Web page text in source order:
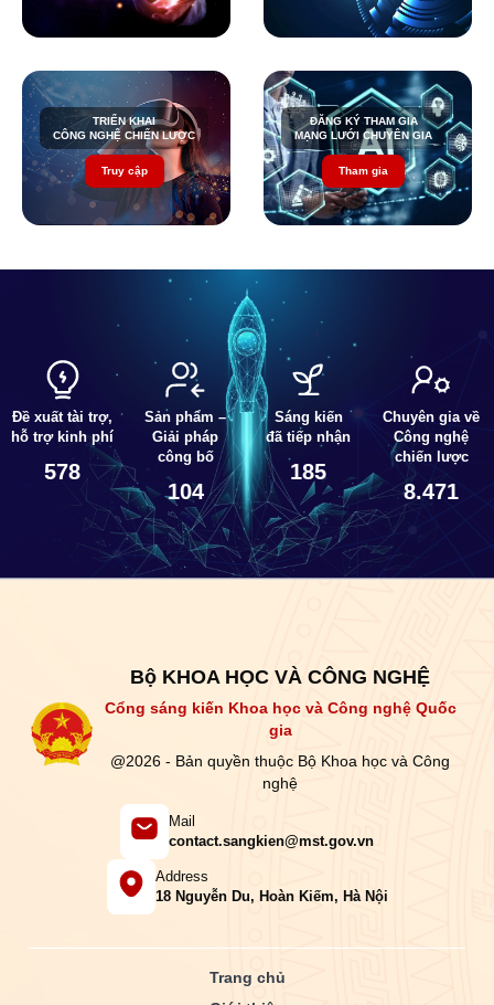
TRIỂN KHAI
CÔNG NGHỆ CHIẾN LƯỢC
Truy cập
ĐĂNG KÝ THAM GIA
MẠNG LƯỚI CHUYÊN GIA
Tham gia
Đề xuất tài trợ,
hỗ trợ kinh phí
578
Sản phẩm –
Giải pháp
công bố
104
Sáng kiến
đã tiếp nhận
185
Chuyên gia về
Công nghệ
chiến lược
8.471
Bộ KHOA HỌC VÀ CÔNG NGHỆ
Cổng sáng kiến Khoa học và Công nghệ Quốc
gia
@2026 - Bản quyền thuộc Bộ Khoa học và Công
nghệ
Mail
contact.sangkien@mst.gov.vn
Address
18 Nguyễn Du, Hoàn Kiếm, Hà Nội
Trang chủ